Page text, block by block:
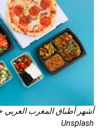
أشهر أطباق المغرب
Unsplash